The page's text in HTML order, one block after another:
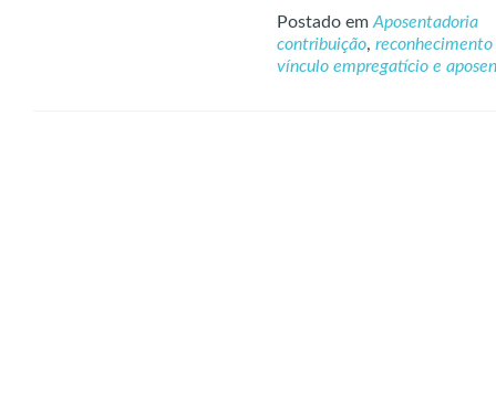
Postado em Aposentadoria
contribuição,
vínculo empregatício e